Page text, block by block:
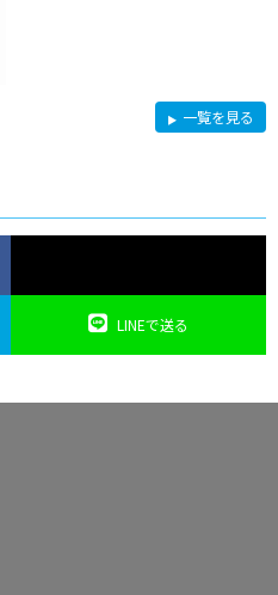
夢
の
る
一覧を見る
LINEで送る